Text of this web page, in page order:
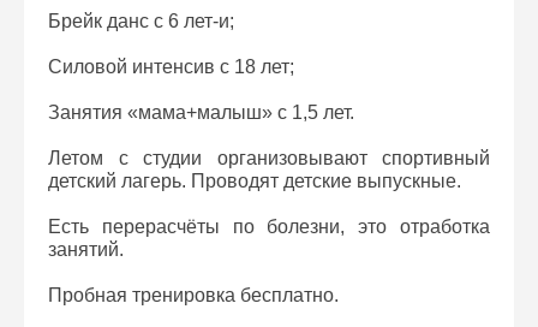
Брейк данс с 6 лет-и;
Силовой интенсив с 18 лет;
Занятия «мама+малыш» с 1,5 лет.
Летом с студии организовывают спортивный
детский лагерь. Проводят детские выпускные.
Есть перерасчёты по болезни, это отработка
занятий.
Пробная тренировка бесплатно.